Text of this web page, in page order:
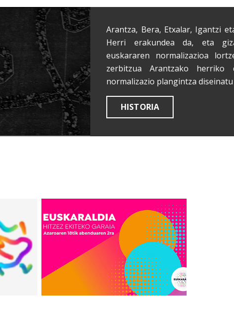
Arantza, Bera, Etxalar, Igantzi
Herri erakundea da, eta
euskararen normalizazioa
zerbitzua Arantzako herriko
normalizazio plangintza
HISTORIA